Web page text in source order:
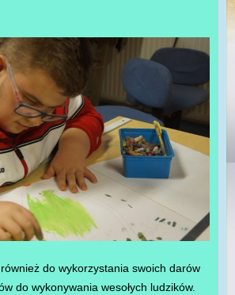
do wykorzystania swoich darów
do wykonywania wesołych ludzików.